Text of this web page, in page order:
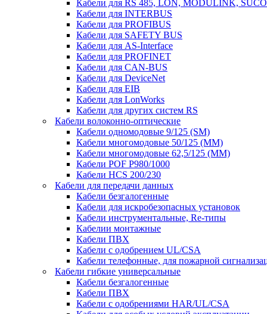
Кабели для RS 485, LON, MODULINK,
Кабели для INTERBUS
Кабели для PROFIBUS
Кабели для SAFETY BUS
Кабели для AS-Interface
Кабели для PROFINET
Кабели для CAN-BUS
Кабели для DeviceNet
Кабели для EIB
Кабели для LonWorks
Кабели для других систем RS
Кабели волоконно-оптические
Кабели одномодовые 9/125 (SM)
Кабели многомодовые 50/125 (ММ)
Кабели многомодовые 62,5/125 (ММ)
Кабели POF P980/1000
Кабели HCS 200/230
Кабели для передачи данных
Кабели безгалогенные
Кабели для искробезопасных установок
Кабели инструментальные, Re-типы
Кабелии монтажные
Кабели ПВХ
Кабели с одобрением UL/CSA
Кабели телефонные, для пожарной
Кабели гибкие универсальные
Кабели безгалогенные
Кабели ПВХ
Кабели с одобрениями HAR/UL/CSA